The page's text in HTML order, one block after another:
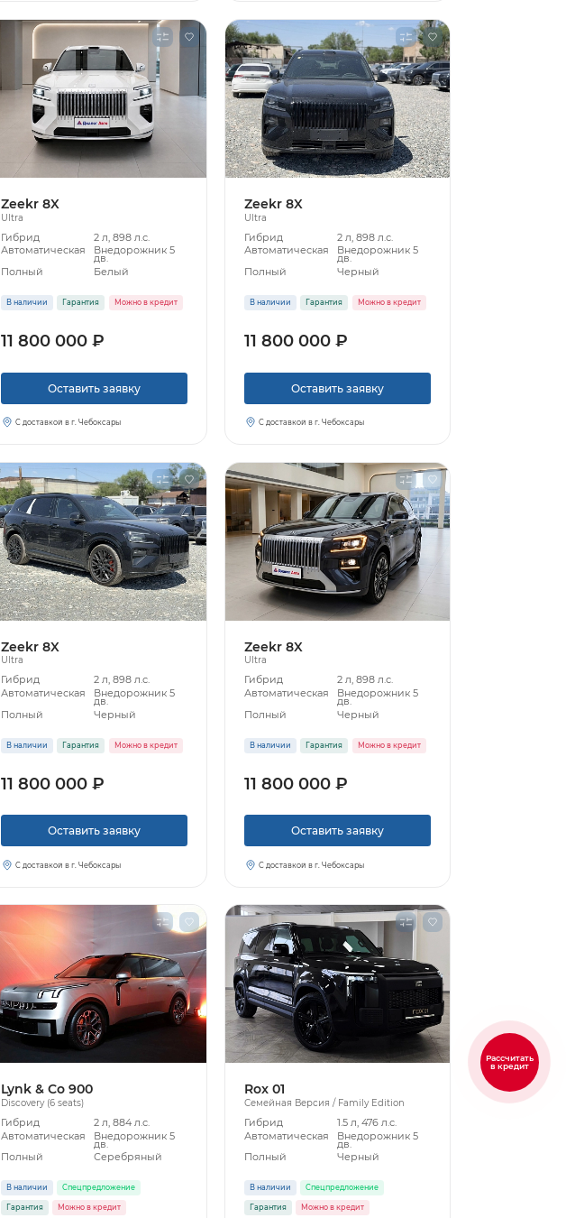
Zeekr 8X
Ultra
Гибрид
2 л, 898 л.с.
Автоматическая
Внедорожник 5
дв.
Полный
Белый
В наличии Гарантия Можно в кредит
11 800 000 ₽
Оставить заявку
С доставкой в г. Чебоксары
Zeekr 8X
Ultra
Гибрид
2 л, 898 л.с.
Автоматическая
Внедорожник 5
дв.
Полный
Черный
В наличии Гарантия Можно в кредит
11 800 000 ₽
Оставить заявку
С доставкой в г. Чебоксары
Zeekr 8X
Ultra
Гибрид
2 л, 898 л.с.
Автоматическая
Внедорожник 5
дв.
Полный
Черный
В наличии Гарантия Можно в кредит
11 800 000 ₽
Оставить заявку
С доставкой в г. Чебоксары
Zeekr 8X
Ultra
Гибрид
2 л, 898 л.с.
Автоматическая
Внедорожник 5
дв.
Полный
Черный
В наличии Гарантия Можно в кредит
11 800 000 ₽
Оставить заявку
С доставкой в г. Чебоксары
Lynk & Co 900
Discovery (6 seats)
Гибрид
2 л, 884 л.с.
Автоматическая
Внедорожник 5
дв.
Полный
Серебряный
В наличии Спецпредложение
Гарантия Можно в кредит
Rox 01
Семейная Версия / Family Edition
Гибрид
1.5 л, 476 л.с.
Автоматическая
Внедорожник 5
дв.
Полный
Черный
В наличии Спецпредложение
Гарантия Можно в кредит
Рассчитать
в кредит